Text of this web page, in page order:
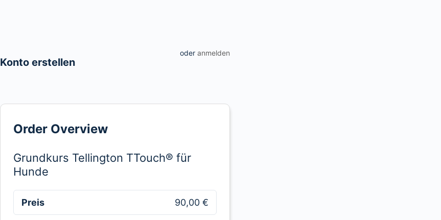
Konto erstellen
oder anmelden
Order Overview
Grundkurs Tellington TTouch® für
Hunde
Preis 90,00 €